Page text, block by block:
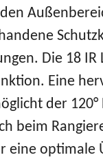
Die 18 IR
Eine
der
beim
eine optimale